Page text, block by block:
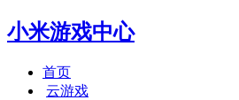
小米游戏中心
首页
云游戏